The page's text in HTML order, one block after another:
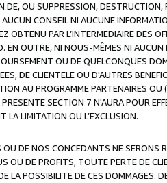
OU SUPPRESSION,
CONSEIL NI AUCUNE
OBTENU PAR L’INTERMEDIAIRE DES
EN OUTRE, NI NOUS-MÊMES NI
OU DE QUELCONQUES
DE CLIENTELE OU D'AUTRES
AU PROGRAMME PARTENAIRES
SECTION 7 N'AURA POUR
LA LIMITATION OU L’EXCLUSION.
DE NOS CONCEDANTS NE SERONS
OU DE PROFITS, TOUTE PERTE DE
LA POSSIBILITE DE CES DOMMAGES.